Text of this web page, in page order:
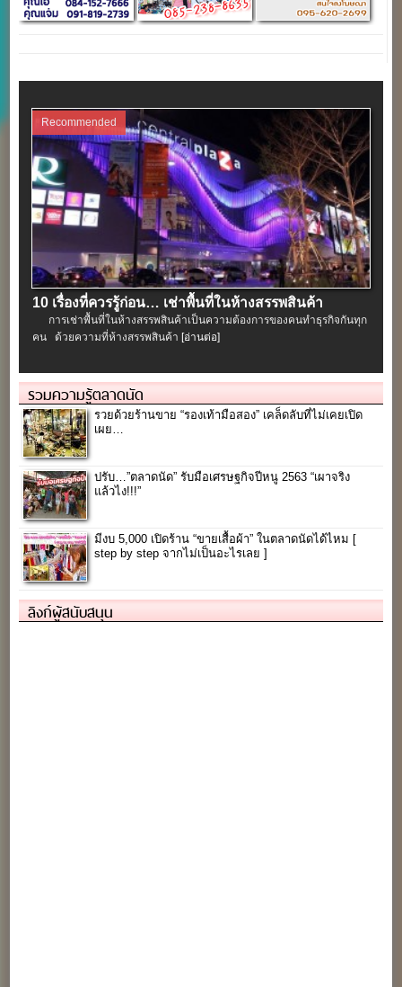
Recommended
10 เรื่องที่ควรรู้ก่อน… เช่าพื้นที่ในห้างสรรพสินค้า
การเช่าพื้นที่ในห้างสรรพสินค้าเป็นความต้องการของคนทำธุรกิจกันทุก
คน ด้วยความที่ห้างสรรพสินค้า [อ่านต่อ]
รวมความรู้ตลาดนัด
รวยด้วยร้านขาย “รองเท้ามือสอง” เคล็ดลับที่ไม่เคยเปิด
เผย…
ปรับ…”ตลาดนัด” รับมือเศรษฐกิจปีหนู 2563 “เผาจริง
แล้วไง!!!”
มีงบ 5,000 เปิดร้าน “ขายเสื้อผ้า” ในตลาดนัดได้ไหม [
step by step จากไม่เป็นอะไรเลย ]
ลิงก์ผู้สนับสนุน